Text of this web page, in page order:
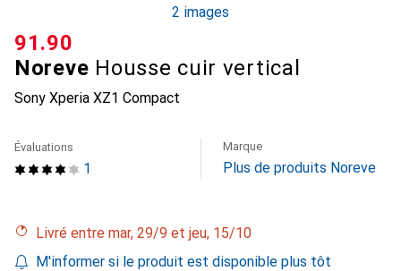
2 images
Noreve Housse cuir vertical
Sony Xperia XZ1 Compact
CHF
91.90
1
Évaluations Marque
Plus de produits Noreve
Livré entre mar, 29/9 et jeu, 15/10
M'informer si le produit est disponible plus tôt